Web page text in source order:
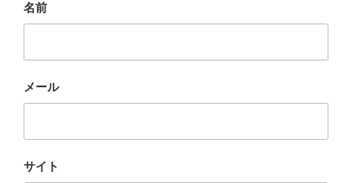
名前
メール
サイト